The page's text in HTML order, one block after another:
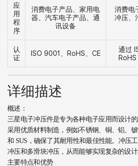
应
用
程
序
消费电子产品、家用电
器、汽车电子产品、通
讯设备
消费电
冲压、
认
证
ISO 9001、RoHS、CE
通过
详细描述
概述：
三星电子冲压件是专为各种电子应用而设计
采用优质材料制造，例如不锈钢、铜、铝、铍
和 SUS，确保了其耐用性和最佳性能。冲压
冲压和多滑块冲压，从而能够实现复杂的设计
主要特点和优势